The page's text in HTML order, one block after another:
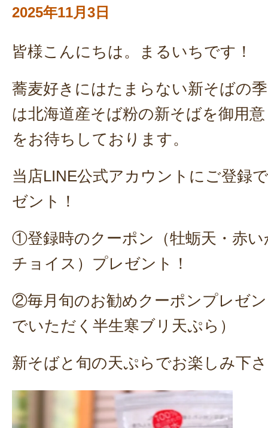
2025年11月3日
皆様こんにちは。まるいちです！
蕎麦好きにはたまらない新そばの
は北海道産そば粉の新そばを御用
をお待ちしております。
当店LINE公式アカウントにご登録
ゼント！
①登録時のクーポン（牡蛎天・赤い
チョイス）プレゼント！
②毎月旬のお勧めクーポンプレゼ
でいただく半生寒ブリ天ぷら）
新そばと旬の天ぷらでお楽しみ下